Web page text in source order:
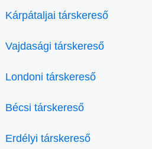
Kárpátaljai társkereső
Vajdasági társkereső
Londoni társkereső
Bécsi társkereső
Erdélyi társkereső